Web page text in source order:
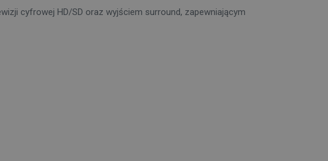
cyfrowej HD/SD oraz wyjściem surround, zapewniającym